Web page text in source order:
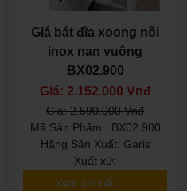
Giá bát đĩa xoong nồi
inox nan vuông
BX02.900
Giá: 2.152.000 Vnđ
Giá: 2.590.000 Vnđ
Mã Sản Phẩm : BX02.900
Hãng Sản Xuất: Garis
Xuất xứ:
Xem chi tiết